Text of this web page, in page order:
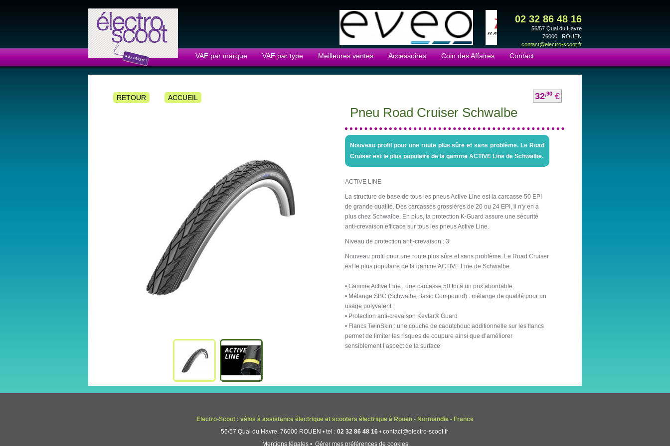
02 32 86 48 16
56/57 Quai du Havre
76000 ROUEN
contact@electro-scoot.fr
VAE par marque VAE par type Meilleures ventes Accessoires Coin des Affaires Contact
RETOUR ACCUEIL 32,90 €
Pneu Road Cruiser Schwalbe
Nouveau profil pour une route plus sûre et sans problème. Le Road
Cruiser est le plus populaire de la gamme ACTIVE Line de Schwalbe.
ACTIVE LINE
La structure de base de tous les pneus Active Line est la carcasse 50 EPI
de grande qualité. Des carcasses grossières de 20 ou 24 EPI, il n'y en a
plus chez Schwalbe. En plus, la protection K-Guard assure une sécurité
anti-crevaison efficace sur tous les pneus Active Line.
Niveau de protection anti-crevaison : 3
Nouveau profil pour une route plus sûre et sans problème. Le Road Cruiser
est le plus populaire de la gamme ACTIVE Line de Schwalbe.
• Gamme Active Line : une carcasse 50 tpi à un prix abordable
• Mélange SBC (Schwalbe Basic Compound) : mélange de qualité pour un
usage polyvalent
• Protection anti-crevaison Kevlar® Guard
• Flancs TwinSkin : une couche de caoutchouc additionnelle sur les flancs
permet de limiter les risques de coupure ainsi que d’améliorer
sensiblement l’aspect de la surface
Electro-Scoot : vélos à assistance électrique et scooters électrique à Rouen - Normandie - France
56/57 Quai du Havre, 76000 ROUEN • tel : 02 32 86 48 16• contact@electro-scoot.fr
Mentions légales • Gérer mes préférences de cookies